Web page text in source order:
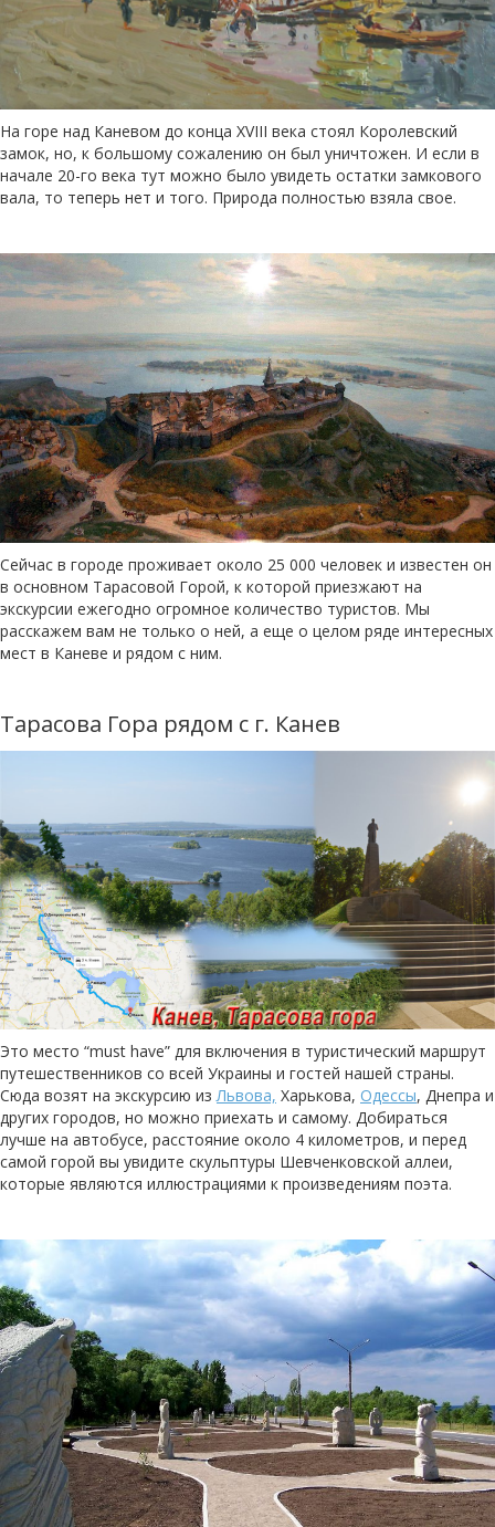
На горе над Каневом до конца XVIII века стоял Королевский
замок, но, к большому сожалению он был уничтожен. И если в
начале 20-го века тут можно было увидеть остатки замкового
вала, то теперь нет и того. Природа полностью взяла свое.
Сейчас в городе проживает около 25 000 человек и известен он
в основном Тарасовой Горой, к которой приезжают на
экскурсии ежегодно огромное количество туристов. Мы
расскажем вам не только о ней, а еще о целом ряде интересных
мест в Каневе и рядом с ним.
Тарасова Гора рядом с г. Канев
Это место “must have” для включения в туристический маршрут
путешественников со всей Украины и гостей нашей страны.
Сюда возят на экскурсию изЛьвова, Харькова, Одессы, Днепра и
других городов, но можно приехать и самому. Добираться
лучше на автобусе, расстояние около 4 километров, и перед
самой горой вы увидите скульптуры Шевченковской аллеи,
которые являются иллюстрациями к произведениям поэта.